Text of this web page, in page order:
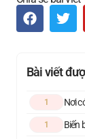
Bài viết
1 Nơi
1 Biến